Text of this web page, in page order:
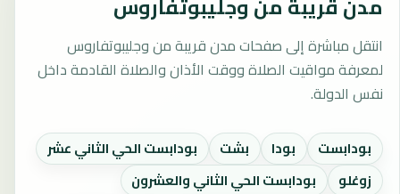
انتقل مباشرة إلى صفحات مدن قريبة من وجليبوتفاروس
لمعرفة مواقيت الصلاة ووقت الأذان والصلاة القادمة داخل
نفس الدولة.
بودابست بودا بشت
بودابست الحي الثاني عشر
زوغلو
بودابست الحي الثاني والعشرون